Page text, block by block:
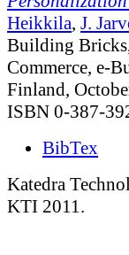
Heikkila, J.
Building
Commerce, e-
Finland,
ISBN 0-387-
BibTex
Katedra
KTI 2011.